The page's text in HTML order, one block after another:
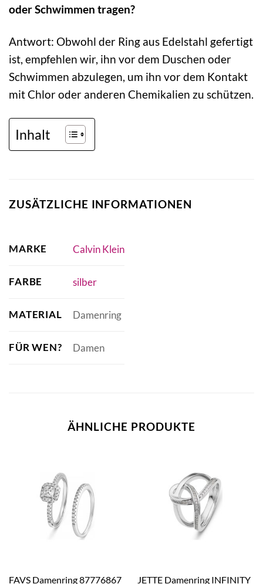
oder Schwimmen tragen?
Antwort: Obwohl der Ring aus Edelstahl gefertigt
ist, empfehlen wir, ihn vor dem Duschen oder
Schwimmen abzulegen, um ihn vor dem Kontakt
mit Chlor oder anderen Chemikalien zu schützen.
Inhalt
ZUSÄTZLICHE INFORMATIONEN
MARKE Calvin Klein
FARBE silber
MATERIAL Damenring
FÜR WEN? Damen
ÄHNLICHE PRODUKTE
FAVS Damenring 87776867 JETTE Damenring INFINITY